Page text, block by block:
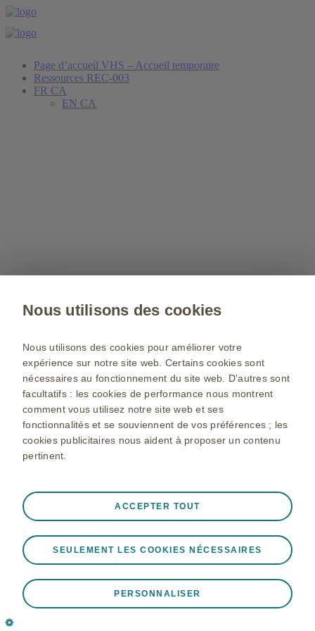
Page d’accueil VHS – Accueil temporaire
Ressources REC-003
FR CA
EN CA
Nous utilisons des cookies
Nous utilisons des cookies pour améliorer votre
expérience sur notre site web. Certains cookies sont
nécessaires au fonctionnement du site web. D'autres sont
facultatifs : les cookies de performance nous montrent
comment vous utilisez notre site web et ses
fonctionnalités et se souviennent de vos préférences ; les
cookies publicitaires nous aident à proposer un contenu
pertinent.
❮
notamment pour stocker les données de session lors
d'une visite sur le site web, pour gérer les préférences en
sécurité du site web. En outre, certains cookies sont
installés en réponse à des actions que vous effectuez et
SEULEMENT LES COOKIES NÉCESSAIRES
PERSONNALISER
ACCEPTER TOUT